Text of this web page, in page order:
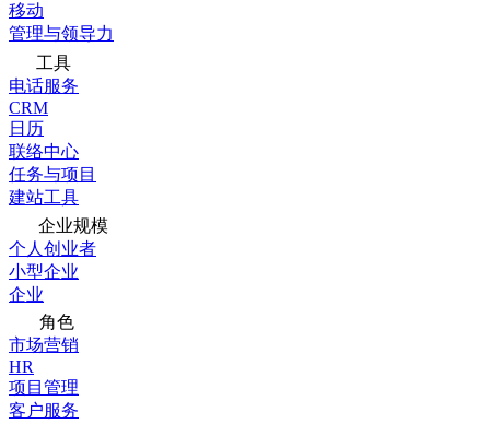
移动
管理与领导力
工具
电话服务
CRM
日历
联络中心
任务与项目
建站工具
企业规模
个人创业者
小型企业
企业
角色
市场营销
HR
项目管理
客户服务